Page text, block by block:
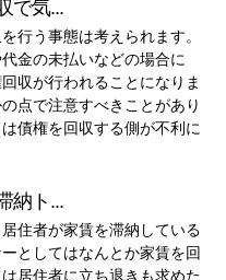
で気...
行う事態は考えられます。
金の未払いなどの場合に
収が行われることになりま
点で注意すべきことがあり
債権を回収する側が不利に
納ト...
住者が家賃を滞納している
としてはなんとか家賃を回
居住者に立ち退きも求めた